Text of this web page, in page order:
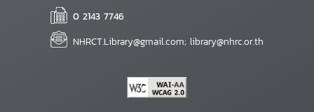
0 2143 7746
NHRCT.Library@gmail.com; library@nhrc.or.th